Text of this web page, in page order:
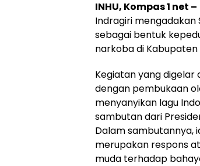
INHU, Kompas 1 net –
Indragiri
sebagai bentuk
narkoba di
Kegiatan yang digelar
dengan pembukaan
menyanyikan lagu
sambutan dari
Dalam sambutannya,
merupakan respons
muda terhadap